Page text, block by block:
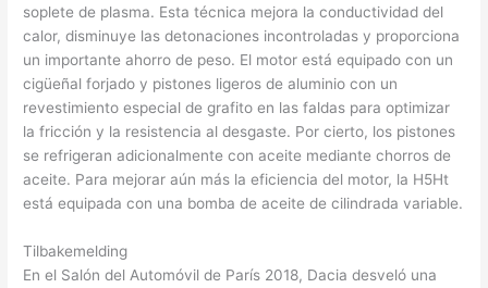
soplete de plasma. Esta técnica mejora la conductividad del
calor, disminuye las detonaciones incontroladas y proporciona
un importante ahorro de peso. El motor está equipado con un
cigüeñal forjado y pistones ligeros de aluminio con un
revestimiento especial de grafito en las faldas para optimizar
la fricción y la resistencia al desgaste. Por cierto, los pistones
se refrigeran adicionalmente con aceite mediante chorros de
aceite. Para mejorar aún más la eficiencia del motor, la H5Ht
está equipada con una bomba de aceite de cilindrada variable.
Tilbakemelding
En el Salón del Automóvil de París 2018, Dacia desveló una